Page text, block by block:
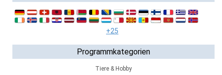
+25
Programmkategorien
Tiere & Hobby